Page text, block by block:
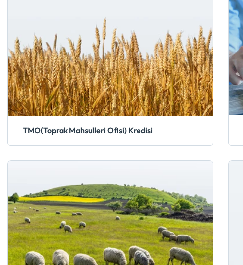
TMO(Toprak Mahsulleri Ofisi) Kredisi